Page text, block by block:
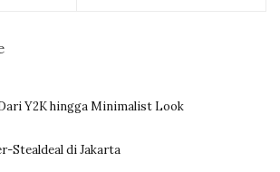
Y2K hingga Minimalist Look
Stealdeal di Jakarta